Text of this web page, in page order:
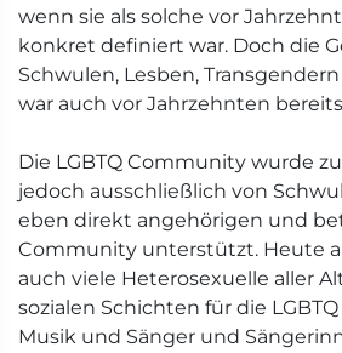
wenn sie als solche vor
konkret definiert war. Doch die
Schwulen, Lesben,
war auch vor Jahrzehnten
Die LGBTQ Community wurde
jedoch ausschließlich von
eben direkt angehörigen und
Community unterstützt. Heute
auch viele Heterosexuelle aller
sozialen Schichten für die
Musik und Sänger und